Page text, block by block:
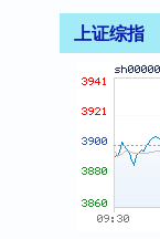
上证综指